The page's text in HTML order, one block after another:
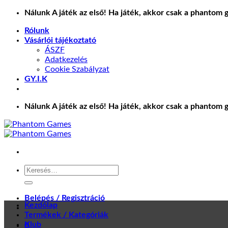
Skip
content
Nálunk A játék az első! Ha játék, akkor csak a phantom
Rólunk
Vásárlói tájékoztató
ÁSZF
Adatkezelés
Cookie Szabályzat
GY.I.K
Nálunk A játék az első! Ha játék, akkor csak a phantom
Keresés
Belépés / Regisztráció
0
Kezdőlap
Termékek / Kategóriák
Klub